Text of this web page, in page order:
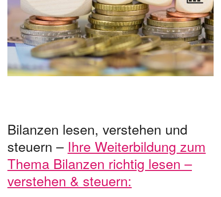
Bilanzen lesen, verstehen und
steuern – Ihre Weiterbildung zum
Thema Bilanzen richtig lesen –
verstehen & steuern: